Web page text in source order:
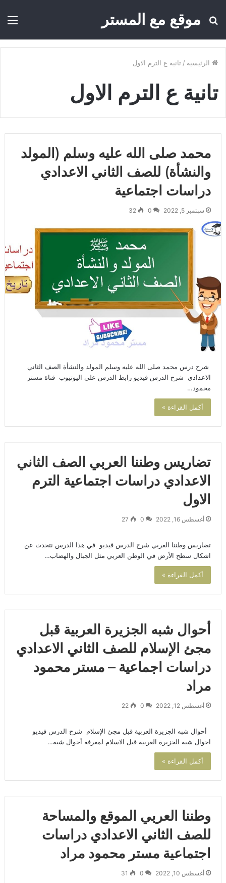
موقع مع المستر
بحث
الرئيسية / تانية ع الترم الاول
تانية ع الترم الاول
محمد صلى الله عليه وسلم (المولد
والنشأة) للصف الثاني الاعدادي
دراسات اجتماعية
سبتمبر 5, 2022 0
32
شرح درس محمد صلى الله عليه وسلم المولد والنشأة الصف الثاني
الاعدادي شرح الدرس فيديو رابط الدرس على اليوتيوب قناة مستر
محمود…
أكمل القراءة »
تضاريس وطننا العربي الصف الثاني
الاعدادي دراسات اجتماعية الترم
الاول
أغسطس 16, 2022 0
27
تضاريس وطننا العربي شرح الدرس فيديو في هذا الدرس نتحدث عن
اشكال سطح الأرض في الوطن العربي مثل الجبال والهضاب…
أكمل القراءة »
أحوال شبه الجزيرة العربية قبل
مجئ الإسلام للصف الثاني الاعدادي
دراسات اجماعية – مستر محمود
مراد
أغسطس 12, 2022 0
22
أحوال شبه الجزيرة العربية قبل مجئ الإسلام شرح الدرس فيديو
احوال شبه الجزيرة العربية قبل الاسلام لمعرفة أحوال شبه…
أكمل القراءة »
وطننا العربي الموقع والمساحة
للصف الثاني الاعدادي دراسات
اجتماعية مستر محمود مراد
أغسطس 10, 2022 0
31